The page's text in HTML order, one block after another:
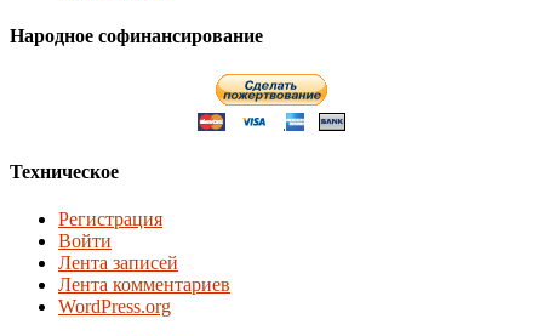
Народное софинансирование
Техническое
Регистрация
Войти
Лента записей
Лента комментариев
WordPress.org